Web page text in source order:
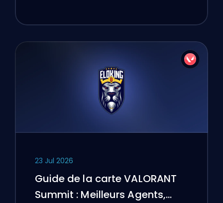
23 Jul 2026
Guide de la carte VALORANT
Summit : Meilleurs Agents,